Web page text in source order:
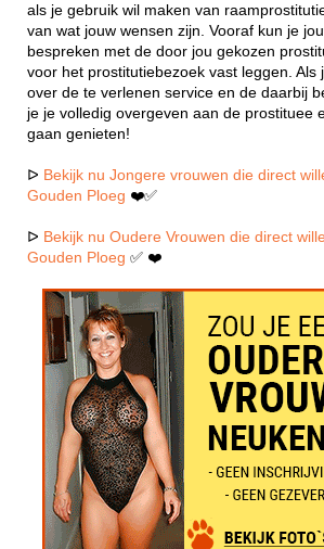
als je gebruik wil maken van
van wat jouw wensen zijn. Vooraf kun je
bespreken met de door jou gekozen
voor het prostitutiebezoek vast leggen. Als
over de te verlenen service en de daarbij
je je volledig overgeven aan de prostituee
gaan genieten!
ᐅ Bekijk nu Jongere vrouwen die direct
Gouden Ploeg ❤️✅
ᐅ Bekijk nu Oudere Vrouwen die direct
Gouden Ploeg ✅ ❤️